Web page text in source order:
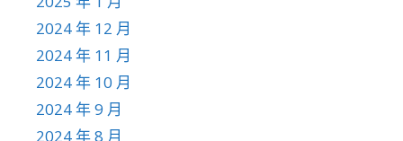
2024 年 12 月
2024 年 11 月
2024 年 10 月
2024 年 9 月
2024 年 8 月